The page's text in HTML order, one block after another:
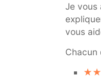
Je vous
vous
Chacun